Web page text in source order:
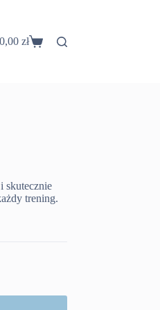
Koszyk
0,00 zł
skutecznie
trening.